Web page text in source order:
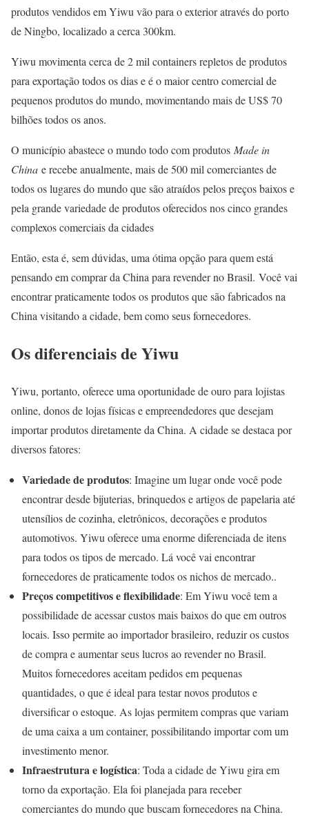
produtos vendidos em Yiwu vão para o exterior através do porto
de Ningbo, localizado a cerca 300km.
Yiwu movimenta cerca de 2 mil containers repletos de produtos
para exportação todos os dias e é o maior centro comercial de
pequenos produtos do mundo, movimentando mais de US$ 70
bilhões todos os anos.
O município abastece o mundo todo com produtos Made in
China e recebe anualmente, mais de 500 mil comerciantes de
todos os lugares do mundo que são atraídos pelos preços baixos e
pela grande variedade de produtos oferecidos nos cinco grandes
complexos comerciais da cidades
Então, esta é, sem dúvidas, uma ótima opção para quem está
pensando em comprar da China para revender no Brasil. Você vai
encontrar praticamente todos os produtos que são fabricados na
China visitando a cidade, bem como seus fornecedores.
Os diferenciais de Yiwu
Yiwu, portanto, oferece uma oportunidade de ouro para lojistas
online, donos de lojas físicas e empreendedores que desejam
importar produtos diretamente da China. A cidade se destaca por
diversos fatores:
Variedade de produtos: Imagine um lugar onde você pode
encontrar desde bijuterias, brinquedos e artigos de papelaria até
utensílios de cozinha, eletrônicos, decorações e produtos
automotivos. Yiwu oferece uma enorme diferenciada de itens
para todos os tipos de mercado. Lá você vai encontrar
fornecedores de praticamente todos os nichos de mercado..
Preços competitivos e flexibilidade: Em Yiwu você tem a
possibilidade de acessar custos mais baixos do que em outros
locais. Isso permite ao importador brasileiro, reduzir os custos
de compra e aumentar seus lucros ao revender no Brasil.
Muitos fornecedores aceitam pedidos em pequenas
quantidades, o que é ideal para testar novos produtos e
diversificar o estoque. As lojas permitem compras que variam
de uma caixa a um container, possibilitando importar com um
investimento menor.
Infraestrutura e logística: Toda a cidade de Yiwu gira em
torno da exportação. Ela foi planejada para receber
comerciantes do mundo que buscam fornecedores na China.